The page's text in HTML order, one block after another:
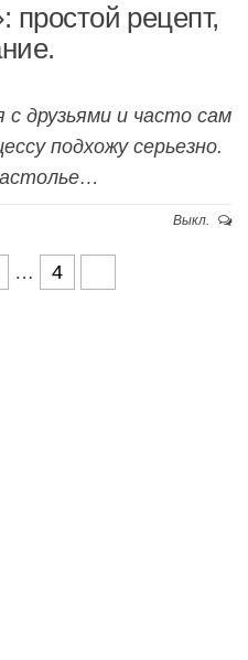
простой рецепт,
друзьями и часто сам
подхожу серьезно.
Выкл.
… 4